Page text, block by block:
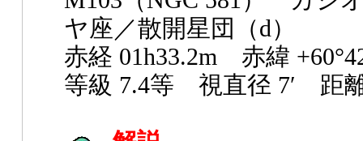
ヤ座／散開星団（d）
赤経 01h33.2m 赤緯
等級 7.4等 視直径 7′ 距